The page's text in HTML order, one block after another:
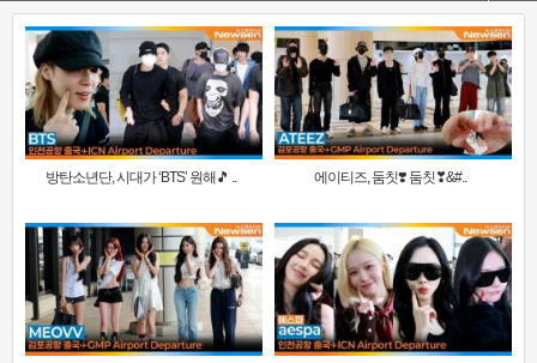
방탄소년단, 시대가 ‘BTS’ 원해🎵 .. 에이티즈, 둠칫❣️ 둠칫❣&#..